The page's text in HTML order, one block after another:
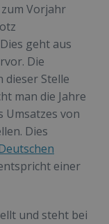
Vorjahr
geht aus
Die
dieser Stelle
man die Jahre
Umsatzes von
Dies
einer
und steht bei